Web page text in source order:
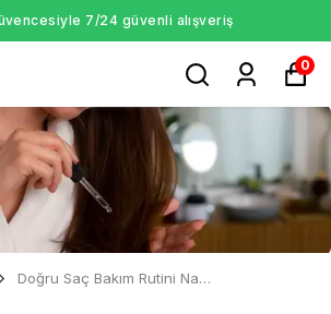
7/24 güvenli alışveriş
0
Doğru Saç Bakım Rutini Nasıl Oluşturulur?